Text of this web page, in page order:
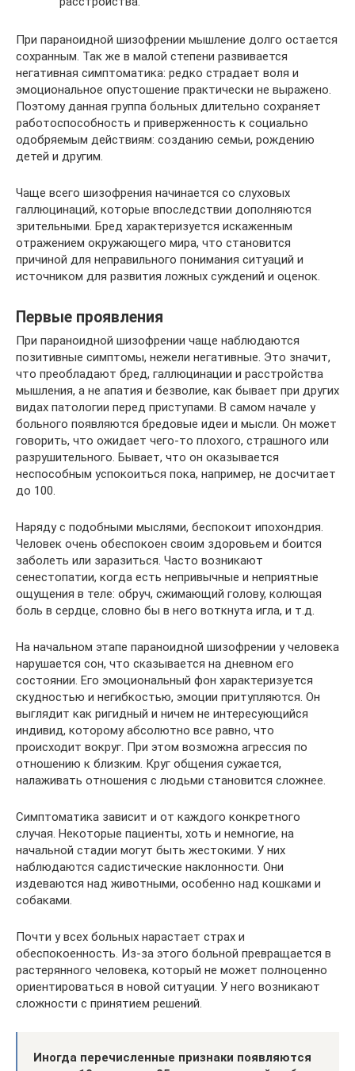
При параноидной шизофрении мышление долго остается
сохранным. Так же в малой степени развивается
негативная симптоматика: редко страдает воля и
эмоциональное опустошение практически не выражено.
Поэтому данная группа больных длительно сохраняет
работоспособность и приверженность к социально
одобряемым действиям: созданию семьи, рождению
детей и другим.
Чаще всего шизофрения начинается со слуховых
галлюцинаций, которые впоследствии дополняются
зрительными. Бред характеризуется искаженным
отражением окружающего мира, что становится
причиной для неправильного понимания ситуаций и
источником для развития ложных суждений и оценок.
Первые проявления
При параноидной шизофрении чаще наблюдаются
позитивные симптомы, нежели негативные. Это значит,
что преобладают бред, галлюцинации и расстройства
мышления, а не апатия и безволие, как бывает при других
видах патологии перед приступами. В самом начале у
больного появляются бредовые идеи и мысли. Он может
говорить, что ожидает чего-то плохого, страшного или
разрушительного. Бывает, что он оказывается
неспособным успокоиться пока, например, не досчитает
до 100.
Наряду с подобными мыслями, беспокоит ипохондрия.
Человек очень обеспокоен своим здоровьем и боится
заболеть или заразиться. Часто возникают
сенестопатии, когда есть непривычные и неприятные
ощущения в теле: обруч, сжимающий голову, колющая
боль в сердце, словно бы в него воткнута игла, и т.д.
На начальном этапе параноидной шизофрении у человека
нарушается сон, что сказывается на дневном его
состоянии. Его эмоциональный фон характеризуется
скудностью и негибкостью, эмоции притупляются. Он
выглядит как ригидный и ничем не интересующийся
индивид, которому абсолютно все равно, что
происходит вокруг. При этом возможна агрессия по
отношению к близким. Круг общения сужается,
налаживать отношения с людьми становится сложнее.
Симптоматика зависит и от каждого конкретного
случая. Некоторые пациенты, хоть и немногие, на
начальной стадии могут быть жестокими. У них
наблюдаются садистические наклонности. Они
издеваются над животными, особенно над кошками и
собаками.
Почти у всех больных нарастает страх и
обеспокоенность. Из-за этого больной превращается в
растерянного человека, который не может полноценно
ориентироваться в новой ситуации. У него возникают
сложности с принятием решений.
Иногда перечисленные признаки появляются